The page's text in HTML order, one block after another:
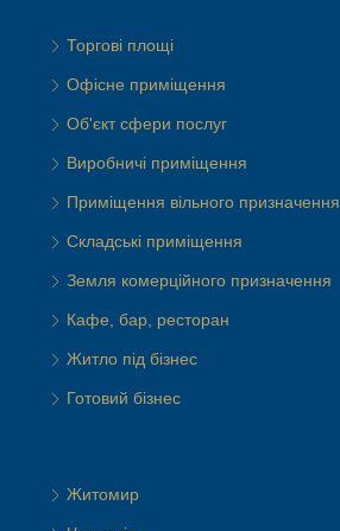
Торгові площі
Офісне приміщення
Об'єкт сфери послуг
Виробничі приміщення
Приміщення вільного призначення
Складські приміщення
Земля комерційного призначення
Кафе, бар, ресторан
Житло під бізнес
Готовий бізнес
Житомир